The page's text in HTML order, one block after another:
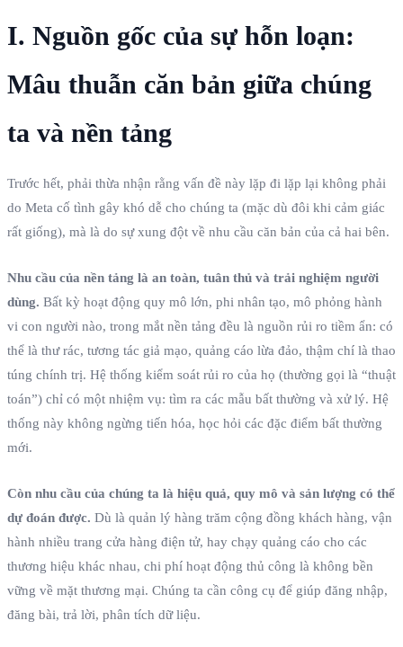
I. Nguồn gốc của sự hỗn loạn:
Mâu thuẫn căn bản giữa chúng
ta và nền tảng
Trước hết, phải thừa nhận rằng vấn đề này lặp đi lặp lại không phải
do Meta cố tình gây khó dễ cho chúng ta (mặc dù đôi khi cảm giác
rất giống), mà là do sự xung đột về nhu cầu căn bản của cả hai bên.
Nhu cầu của nền tảng là an toàn, tuân thủ và trải nghiệm người
dùng. Bất kỳ hoạt động quy mô lớn, phi nhân tạo, mô phỏng hành
vi con người nào, trong mắt nền tảng đều là nguồn rủi ro tiềm ẩn: có
thể là thư rác, tương tác giả mạo, quảng cáo lừa đảo, thậm chí là thao
túng chính trị. Hệ thống kiểm soát rủi ro của họ (thường gọi là “thuật
toán”) chỉ có một nhiệm vụ: tìm ra các mẫu bất thường và xử lý. Hệ
thống này không ngừng tiến hóa, học hỏi các đặc điểm bất thường
mới.
Còn nhu cầu của chúng ta là hiệu quả, quy mô và sản lượng có thể
dự đoán được. Dù là quản lý hàng trăm cộng đồng khách hàng, vận
hành nhiều trang cửa hàng điện tử, hay chạy quảng cáo cho các
thương hiệu khác nhau, chi phí hoạt động thủ công là không bền
vững về mặt thương mại. Chúng ta cần công cụ để giúp đăng nhập,
đăng bài, trả lời, phân tích dữ liệu.